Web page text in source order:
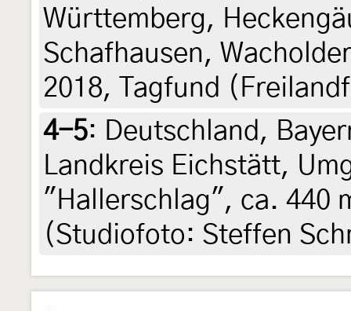
Württemberg,
Schafhausen,
2018, Tagfund
4-5: Deutschland,
Landkreis Eichstätt,
"Hallerschlag", ca. 440
(Studiofoto: Steffen